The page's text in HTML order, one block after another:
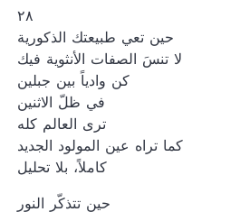
٢٨
حين تعي طبيعتك الذكورية
لا تنسَ الصفات الأنثوية فيك
كن وادياً بين جبلين
في ظلّ الاثنين
ترى العالم كله
كما تراه عين المولود الجديد
كاملاً، بلا تحليل
حين تتذكّر النور